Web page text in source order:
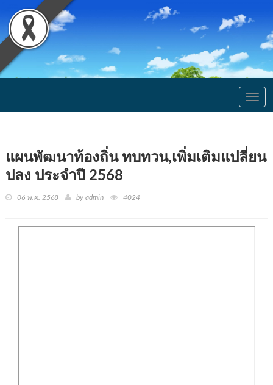
แผนพัฒนาท้องถิ่น ทบทวน,เพิ่มเติมแปลี่ยน
ปลง ประจำปี 2568
06 พ.ค. 2568 by admin 4024